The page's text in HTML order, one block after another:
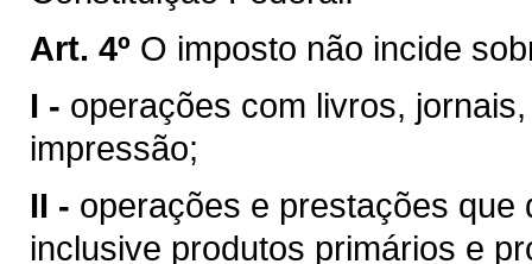
Art. 4º O imposto não incide
I - operações com livros,
impressão;
II - operações e prestações
inclusive produtos primários e